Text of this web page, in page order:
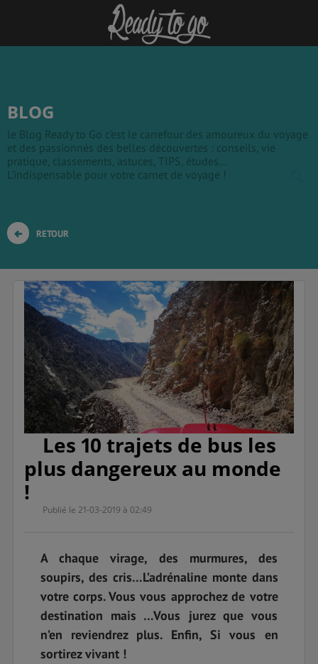
BLOG
le Blog Ready to Go c'est le carrefour des amoureux du voyage
et des passionnés des belles découvertes : conseils, vie
pratique, classements, astuces, TIPS, études...
L'indispensable pour votre carnet de voyage !
RETOUR
Les 10 trajets de bus les
plus dangereux au monde
!
Publié le 21-03-2019 à 02:49
A chaque virage, des murmures, des
soupirs, des cris…L’adrénaline monte dans
votre corps. Vous vous approchez de votre
destination mais …Vous jurez que vous
n’en reviendrez plus. Enfin, Si vous en
sortirez vivant !